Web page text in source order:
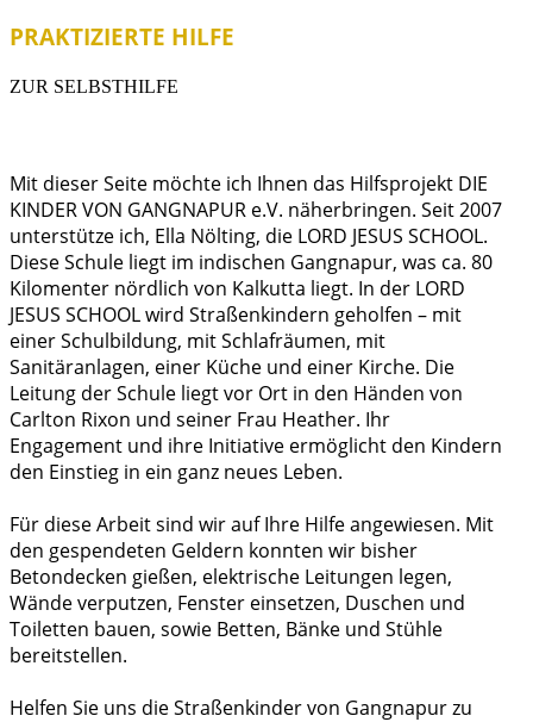
PRAKTIZIERTE HILFE
ZUR SELBSTHILFE
Mit dieser Seite möchte ich Ihnen das Hilfsprojekt DIE
KINDER VON GANGNAPUR e.V. näherbringen. Seit 2007
unterstütze ich, Ella Nölting, die LORD JESUS SCHOOL.
Diese Schule liegt im indischen Gangnapur, was ca. 80
Kilomenter nördlich von Kalkutta liegt. In der LORD
JESUS SCHOOL wird Straßenkindern geholfen – mit
einer Schulbildung, mit Schlafräumen, mit
Sanitäranlagen, einer Küche und einer Kirche. Die
Leitung der Schule liegt vor Ort in den Händen von
Carlton Rixon und seiner Frau Heather. Ihr
Engagement und ihre Initiative ermöglicht den Kindern
den Einstieg in ein ganz neues Leben.
Für diese Arbeit sind wir auf Ihre Hilfe angewiesen. Mit
den gespendeten Geldern konnten wir bisher
Betondecken gießen, elektrische Leitungen legen,
Wände verputzen, Fenster einsetzen, Duschen und
Toiletten bauen, sowie Betten, Bänke und Stühle
bereitstellen.
Helfen Sie uns die Straßenkinder von Gangnapur zu